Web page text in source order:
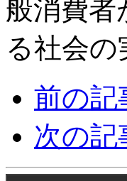
般消費
る社会
前の記
次の記